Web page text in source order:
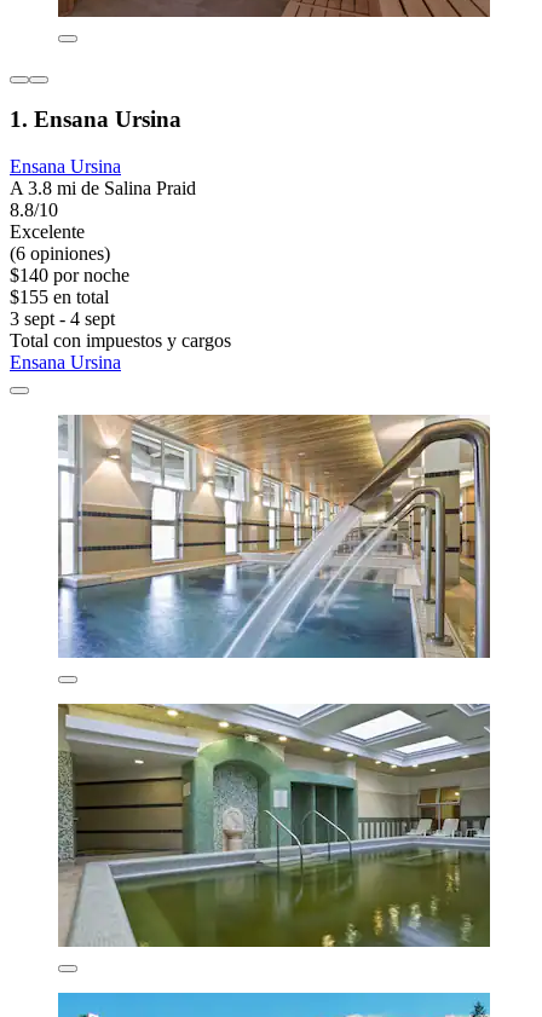
1. Ensana Ursina
Ensana Ursina
A 3.8 mi de Salina Praid
8.8/10
Excelente
(6 opiniones)
$140 por noche
$155 en total
3 sept - 4 sept
Total con impuestos y cargos
Ensana Ursina